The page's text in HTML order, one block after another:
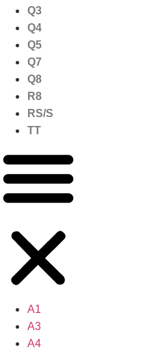
Q3
Q4
Q5
Q7
Q8
R8
RS/S
TT
A1
A3
A4